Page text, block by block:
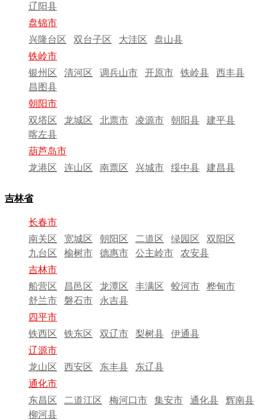
辽阳县
盘锦市
兴隆台区
双台子区 大洼区
盘山县
铁岭市
银州区
清河区 调兵山市 开原市 铁岭县
西丰县
昌图县
朝阳市
双塔区
龙城区 北票市 凌源市 朝阳县
建平县
喀左县
葫芦岛市
龙港区
连山区 南票区 兴城市 绥中县 建昌县
吉林省
长春市
南关区
宽城区 朝阳区 二道区 绿园区
双阳区
九台区
榆树市 德惠市 公主岭市
农安县
吉林市
船营区
昌邑区 龙潭区 丰满区 蛟河市
桦甸市
舒兰市
磐石市
永吉县
四平市
铁西区
铁东区 双辽市 梨树县
伊通县
辽源市
龙山区
西安区 东丰县
东辽县
通化市
东昌区
二道江区 梅河口市 集安市 通化县
辉南县
柳河县